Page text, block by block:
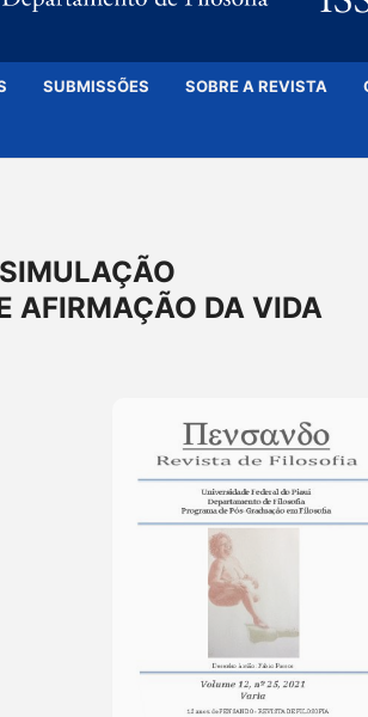
SUBMISSÕES SOBRE A REVISTA
AFIRMAÇÃO DA VIDA